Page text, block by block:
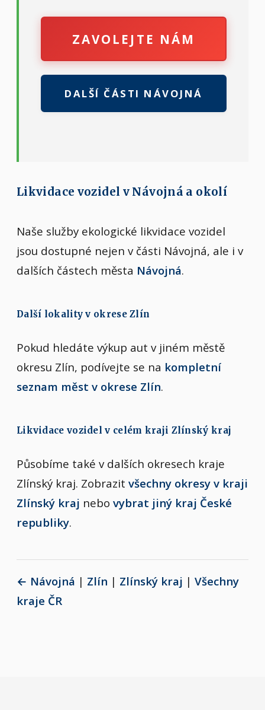
ZAVOLEJTE NÁM
DALŠÍ ČÁSTI NÁVOJNÁ
Likvidace vozidel v Návojná a okolí
Naše služby ekologické likvidace vozidel
jsou dostupné nejen v části Návojná, ale i v
dalších částech města Návojná.
Další lokality v okrese Zlín
Pokud hledáte výkup aut v jiném městě
okresu Zlín, podívejte se na kompletní
seznam měst v okrese Zlín.
Likvidace vozidel v celém kraji Zlínský kraj
Působíme také v dalších okresech kraje
Zlínský kraj. Zobrazit všechny okresy v kraji
Zlínský kraj nebo vybrat jiný kraj České
republiky.
← Návojná | Zlín | Zlínský kraj | Všechny
kraje ČR